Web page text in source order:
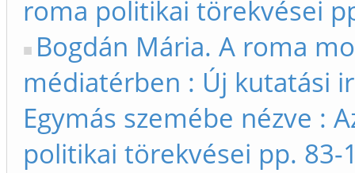
roma politikai törekvései
Bogdán Mária. A roma
médiatérben : Új kutatási
Egymás szemébe nézve :
politikai törekvései pp. 83-